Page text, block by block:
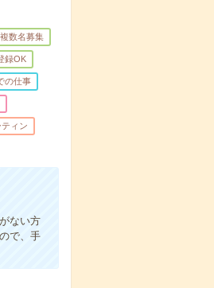
複数名募集
録OK
の仕事
ティン
ない方
で、手